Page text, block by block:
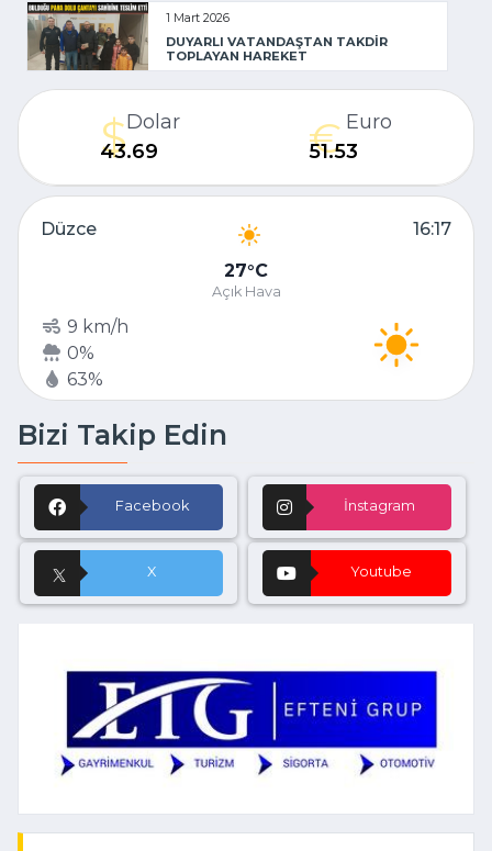
1 Mart 2026
DUYARLI VATANDAŞTAN TAKDİR
TOPLAYAN HAREKET
Dolar
43.69
Euro
51.53
Düzce
16:17
27 C
Açık Hava
9 km/h
0%
63%
Bizi Takip Edin
Facebook İnstagram
X Youtube